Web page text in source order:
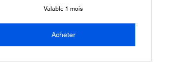
Valable 1 mois
Acheter